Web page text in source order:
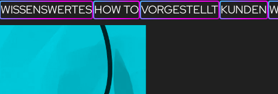
WISSENSWERTES HOW TOVORGESTELLT KUNDEN